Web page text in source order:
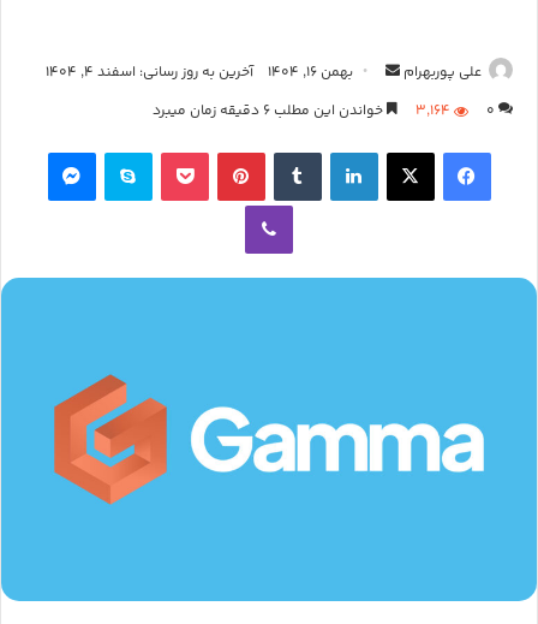
علی پوربهرام
م
بهمن ۱۶, ۱۴۰۴
آخرین به روز رسانی: اسفند ۴, ۱۴۰۴
۰
۳,۱۶۴ خواندن این مطلب ۶ دقیقه زمان میبرد
فیس بوک ایکس لینکدین ‫پین‌ترست پاکت اسکایپ
وایبر